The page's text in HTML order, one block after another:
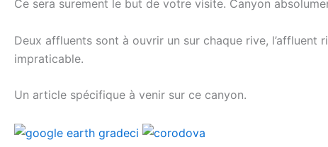
Ce sera surement le but de votre visite. Canyon
Deux affluents sont à ouvrir un sur chaque rive,
impraticable.
Un article spécifique à venir sur ce canyon.